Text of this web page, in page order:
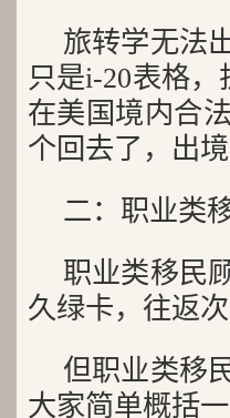
旅转学无法
只是i-20表格
在美国境内合
个回去了，出
二：职业类
职业类移民
久绿卡，往返
但职业类移
大家简单概括